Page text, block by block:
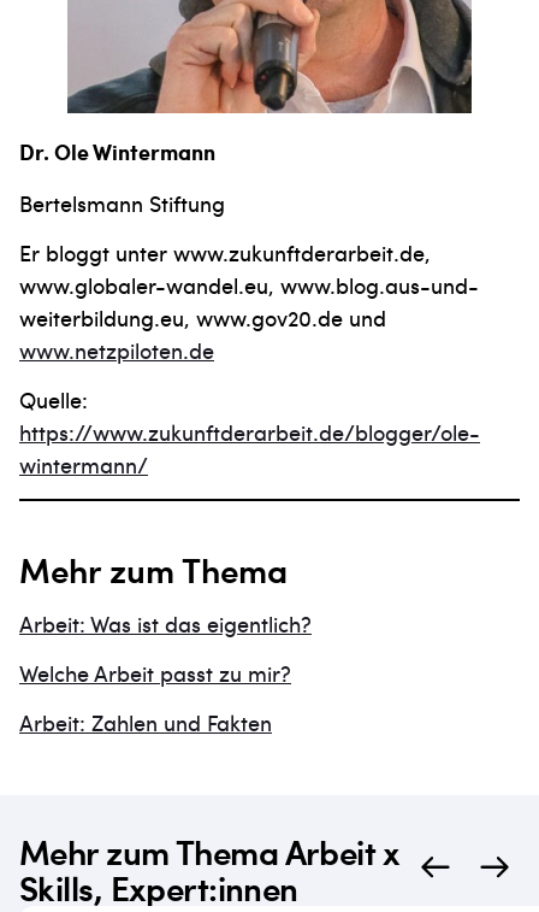
Dr. Ole Wintermann
Bertelsmann Stiftung
Er bloggt unter www.zukunftderarbeit.de,
www.globaler-wandel.eu, www.blog.aus-und-
weiterbildung.eu, www.gov20.de und
www.netzpiloten.de
Quelle:
https://www.zukunftderarbeit.de/blogger/ole-
wintermann/
Mehr zum Thema
Arbeit: Was ist das eigentlich?
Welche Arbeit passt zu mir?
Arbeit: Zahlen und Fakten
Mehr zum Thema Arbeit x
Skills, Expert:innen